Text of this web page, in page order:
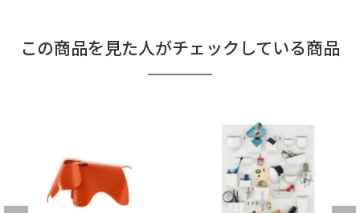
この商品を見た人がチェックしている商品